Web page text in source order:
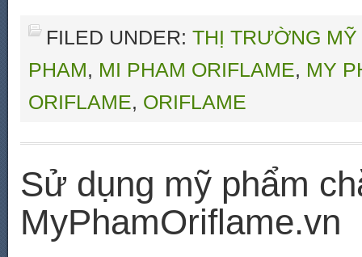
FILED UNDER: THỊ TRƯỜNG
PHAM, MI PHAM ORIFLAME, MY
ORIFLAME, ORIFLAME
Sử dụng mỹ phẩm
MyPhamOriflame.vn